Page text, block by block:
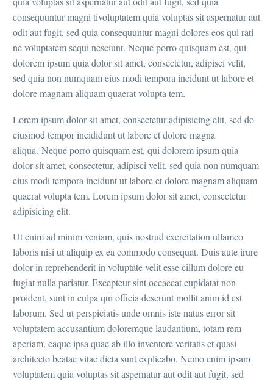
consequuntur magni tivoluptatem quia voluptas sit aspernatur aut
odit aut fugit, sed quia consequuntur magni dolores eos qui rati
ne voluptatem sequi nesciunt. Neque porro quisquam est, qui
dolorem ipsum quia dolor sit amet, consectetur, adipisci velit,
sed quia non numquam eius modi tempora incidunt ut labore et
dolore magnam aliquam quaerat volupta tem.
Lorem ipsum dolor sit amet, consectetur adipisicing elit, sed do
eiusmod tempor incididunt ut labore et dolore magna
aliqua. Neque porro quisquam est, qui dolorem ipsum quia
dolor sit amet, consectetur, adipisci velit, sed quia non numquam
eius modi tempora incidunt ut labore et dolore magnam aliquam
quaerat volupta tem. Lorem ipsum dolor sit amet, consectetur
adipisicing elit.
Ut enim ad minim veniam, quis nostrud exercitation ullamco
laboris nisi ut aliquip ex ea commodo consequat. Duis aute irure
dolor in reprehenderit in voluptate velit esse cillum dolore eu
fugiat nulla pariatur. Excepteur sint occaecat cupidatat non
proident, sunt in culpa qui officia deserunt mollit anim id est
laborum. Sed ut perspiciatis unde omnis iste natus error sit
voluptatem accusantium doloremque laudantium, totam rem
aperiam, eaque ipsa quae ab illo inventore veritatis et quasi
architecto beatae vitae dicta sunt explicabo. Nemo enim ipsam
voluptatem quia voluptas sit aspernatur aut odit aut fugit, sed